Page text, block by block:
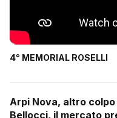
4° MEMORIAL ROSELLI
Arpi Nova, altro
Bellocci, il mercato